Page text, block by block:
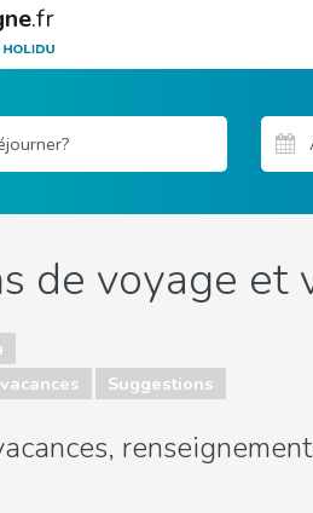
.fr
de voyage et
Suggestions